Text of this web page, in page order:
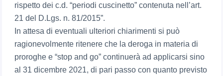
rispetto dei c.d. “periodi cuscinetto” contenuta nell’art.
21 del D.Lgs. n. 81/2015”.
In attesa di eventuali ulteriori chiarimenti si può
ragionevolmente ritenere che la deroga in materia di
proroghe e “stop and go” continuerà ad applicarsi sino
al 31 dicembre 2021, di pari passo con quanto previsto